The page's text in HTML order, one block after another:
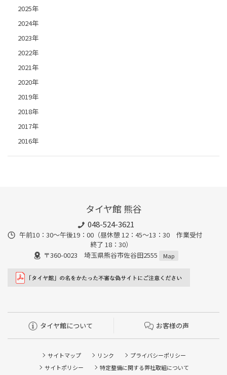
2025年
2024年
2023年
2022年
2021年
2020年
2019年
2018年
2017年
2016年
タイヤ館 熊谷
048-524-3621
午前10：30～午後19：00（昼休憩 12：45～13：30 作業受付
終了 18：30）
〒360-0023 埼玉県熊谷市佐谷田2555
Map
タイヤ館について お客様の声
サイトマップ リンク
プライバシーポリシー
サイトポリシー
特定整備に関する弊社取組について